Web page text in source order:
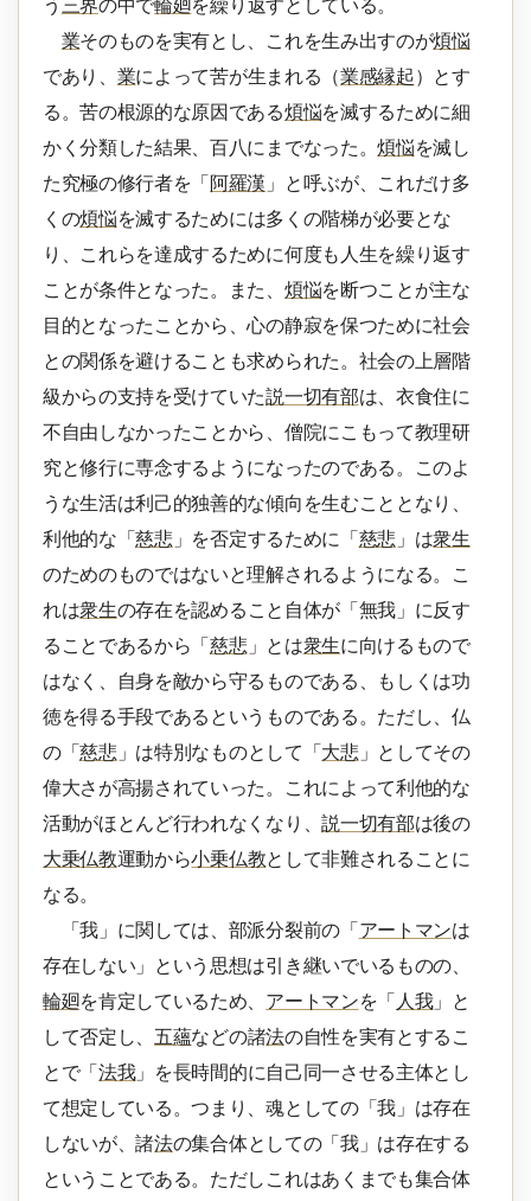
う 三界の中で輪廻を繰り返すとしている。
業そのものを実有とし、これを生み出すのが煩悩
であり、 業によって苦が生まれる（業感縁起）とす
る。苦の根源的な原因である煩悩を滅するために細
かく分類した結果、百八にまでなった。煩悩を滅し
た究極の修行者を「 阿羅漢 」と呼ぶが、これだけ多
くの煩悩を滅するためには多くの階梯が必要とな
り、これらを達成するために何度も人生を繰り返す
ことが条件となった。また、 煩悩を断つことが主な
目的となったことから、心の静寂を保つために社会
との関係を避けることも求められた。社会の上層階
級からの支持を受けていた説一切有部は、衣食住に
不自由しなかったことから、僧院にこもって教理研
究と修行に専念するようになったのである。このよ
うな生活は利己的独善的な傾向を生むこととなり、
利他的な「慈悲 」を否定するために「 慈悲 」は衆生
のためのものではないと理解されるようになる。こ
れは衆生の存在を認めること自体が「無我」に反す
ることであるから「慈悲 」とは衆生に向けるもので
はなく、自身を敵から守るものである、もしくは功
徳を得る手段であるというものである。ただし、仏
の「慈悲 」は特別なものとして「 大悲 」としてその
偉大さが高揚されていった。これによって利他的な
活動がほとんど行われなくなり、説一切有部は後の
大乗仏教運動から小乗仏教として非難されることに
なる。
「我」に関しては、部派分裂前の「 アートマンは
存在しない」という思想は引き継いでいるものの、
輪廻を肯定しているため、 アートマンを「 人我」と
して否定し、 五蘊などの諸法の自性を実有とするこ
とで「法我」を長時間的に自己同一させる主体とし
て想定している。つまり、魂としての「我」は存在
しないが、諸法の集合体としての「我」は存在する
ということである。ただしこれはあくまでも集合体